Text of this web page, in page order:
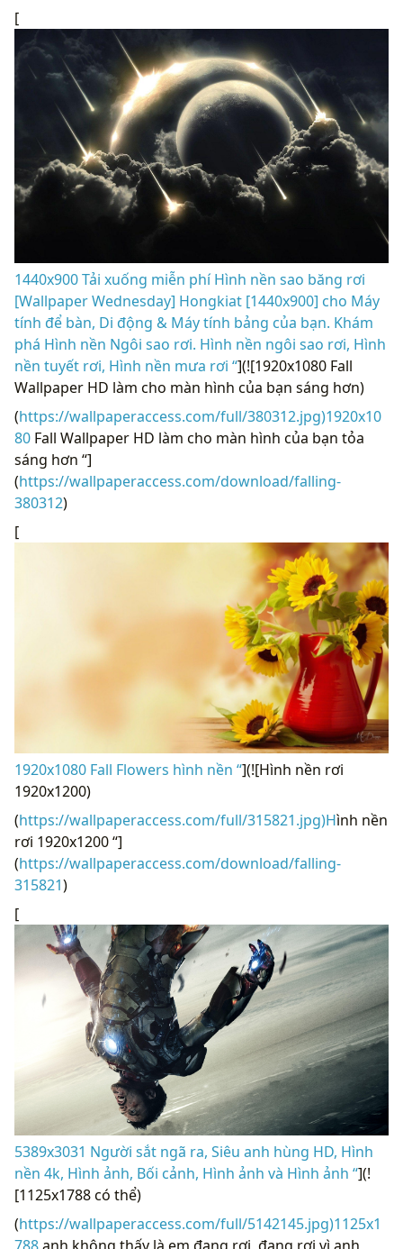
[
1440x900 Tải xuống miễn phí Hình nền sao băng rơi
[Wallpaper Wednesday] Hongkiat [1440x900] cho Máy
tính để bàn, Di động & Máy tính bảng của bạn. Khám
phá Hình nền Ngôi sao rơi. Hình nền ngôi sao rơi, Hình
nền tuyết rơi, Hình nền mưa rơi “](![1920x1080 Fall
Wallpaper HD làm cho màn hình của bạn sáng hơn)
(https://wallpaperaccess.com/full/380312.jpg)1920x10
80 Fall Wallpaper HD làm cho màn hình của bạn tỏa
sáng hơn “]
(https://wallpaperaccess.com/download/falling-
380312)
[
1920x1080 Fall Flowers hình nền “](![Hình nền rơi
1920x1200)
(https://wallpaperaccess.com/full/315821.jpg)Hình nền
rơi 1920x1200 “]
(https://wallpaperaccess.com/download/falling-
315821)
[
5389x3031 Người sắt ngã ra, Siêu anh hùng HD, Hình
nền 4k, Hình ảnh, Bối cảnh, Hình ảnh và Hình ảnh “](!
[1125x1788 có thể)
(https://wallpaperaccess.com/full/5142145.jpg)1125x1